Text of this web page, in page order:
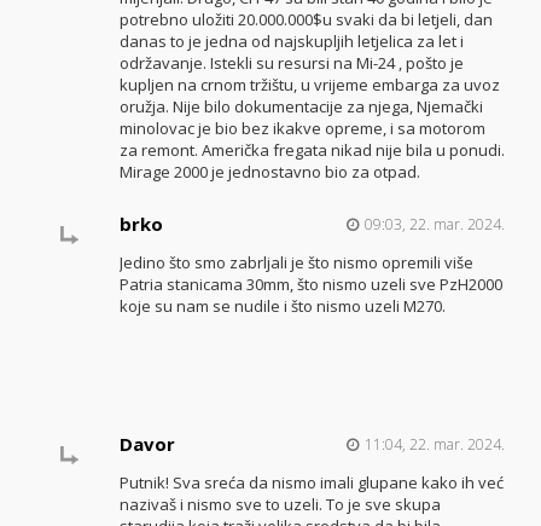
potrebno uložiti 20.000.000$u svaki da bi letjeli, dan
danas to je jedna od najskupljih letjelica za let i
održavanje. Istekli su resursi na Mi-24 , pošto je
kupljen na crnom tržištu, u vrijeme embarga za uvoz
oružja. Nije bilo dokumentacije za njega, Njemački
minolovac je bio bez ikakve opreme, i sa motorom
za remont. Američka fregata nikad nije bila u ponudi.
Mirage 2000 je jednostavno bio za otpad.
brko 09:03, 22. mar. 2024.
Jedino što smo zabrljali je što nismo opremili više
Patria stanicama 30mm, što nismo uzeli sve PzH2000
koje su nam se nudile i što nismo uzeli M270.
Davor 11:04, 22. mar. 2024.
Putnik! Sva sreća da nismo imali glupane kako ih već
nazivaš i nismo sve to uzeli. To je sve skupa